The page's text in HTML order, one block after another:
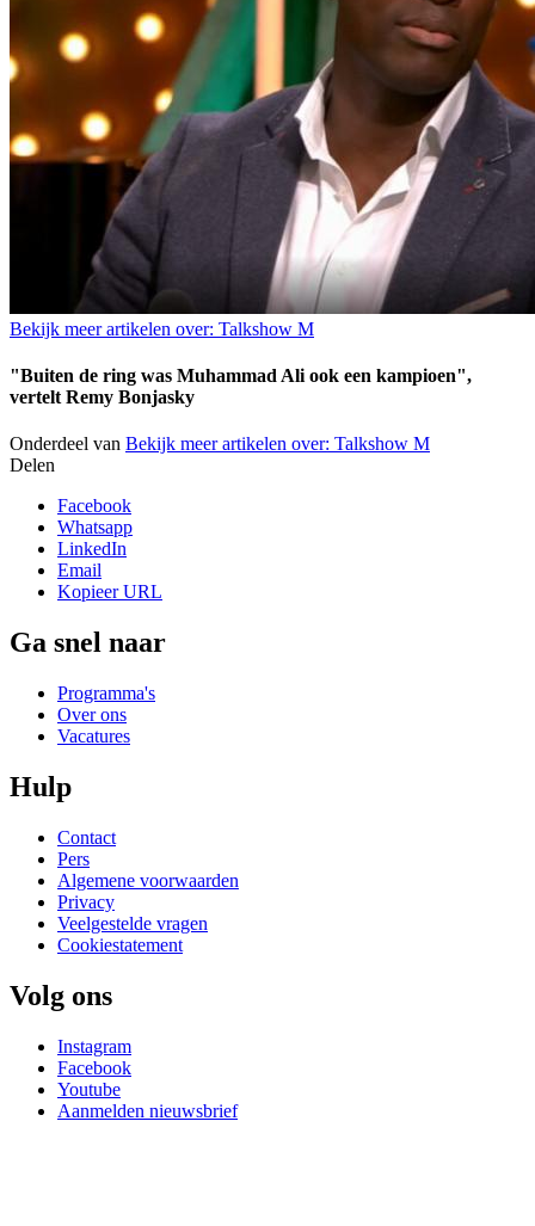
Bekijk meer artikelen over: Talkshow M
"Buiten de ring was Muhammad Ali ook een kampioen",
vertelt Remy Bonjasky
Onderdeel van Bekijk meer artikelen over: Talkshow M
Delen
Facebook
Whatsapp
LinkedIn
Email
Kopieer URL
Ga snel naar
Programma's
Over ons
Vacatures
Hulp
Contact
Pers
Algemene voorwaarden
Privacy
Veelgestelde vragen
Cookiestatement
Volg ons
Instagram
Facebook
Youtube
Aanmelden nieuwsbrief